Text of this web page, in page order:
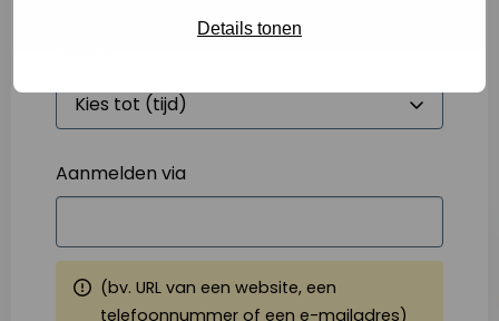
Details tonen
Aanmelden via
(bv. URL van een website, een
telefoonnummer of een e-mailadres)